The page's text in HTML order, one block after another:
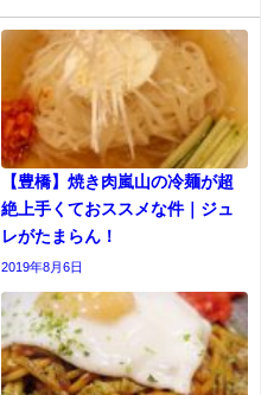
【豊橋】焼き肉嵐山の冷麺が超
絶上手くておススメな件｜ジュ
レがたまらん！
2019年8月6日